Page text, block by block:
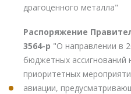
драгоценного металла"
Распоряжение
3564-р "О направлении в
бюджетных ассигнований
приоритетных
авиации,